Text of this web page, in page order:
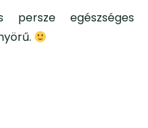
egészséges